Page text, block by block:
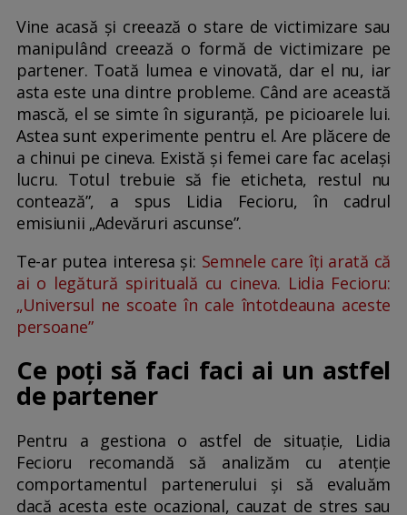
Vine acasă și creează o stare de victimizare sau
manipulând creează o formă de victimizare pe
partener. Toată lumea e vinovată, dar el nu, iar
asta este una dintre probleme. Când are această
mască, el se simte în siguranță, pe picioarele lui.
Astea sunt experimente pentru el. Are plăcere de
a chinui pe cineva. Există și femei care fac același
lucru. Totul trebuie să fie eticheta, restul nu
contează”, a spus Lidia Fecioru, în cadrul
emisiunii „Adevăruri ascunse”.
Te-ar putea interesa și: Semnele care îți arată că
ai o legătură spirituală cu cineva. Lidia Fecioru:
„Universul ne scoate în cale întotdeauna aceste
persoane”
Ce poți să faci faci ai un astfel
de partener
Pentru a gestiona o astfel de situație, Lidia
Fecioru recomandă să analizăm cu atenție
comportamentul partenerului și să evaluăm
dacă acesta este ocazional, cauzat de stres sau